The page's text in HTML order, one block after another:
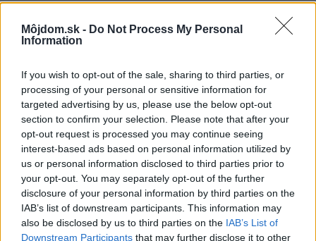
Môjdom.sk - Do Not Process My Personal
Information
If you wish to opt-out of the sale, sharing to third parties, or
processing of your personal or sensitive information for
targeted advertising by us, please use the below opt-out
section to confirm your selection. Please note that after your
opt-out request is processed you may continue seeing
interest-based ads based on personal information utilized by
us or personal information disclosed to third parties prior to
your opt-out. You may separately opt-out of the further
disclosure of your personal information by third parties on the
IAB’s list of downstream participants. This information may
also be disclosed by us to third parties on the IAB’s List of
Downstream Participants that may further disclose it to other
Inšpirácie
jedáleň ,kov ,červená